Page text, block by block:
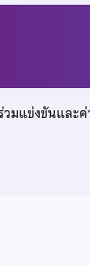
วมแข่งขันและ